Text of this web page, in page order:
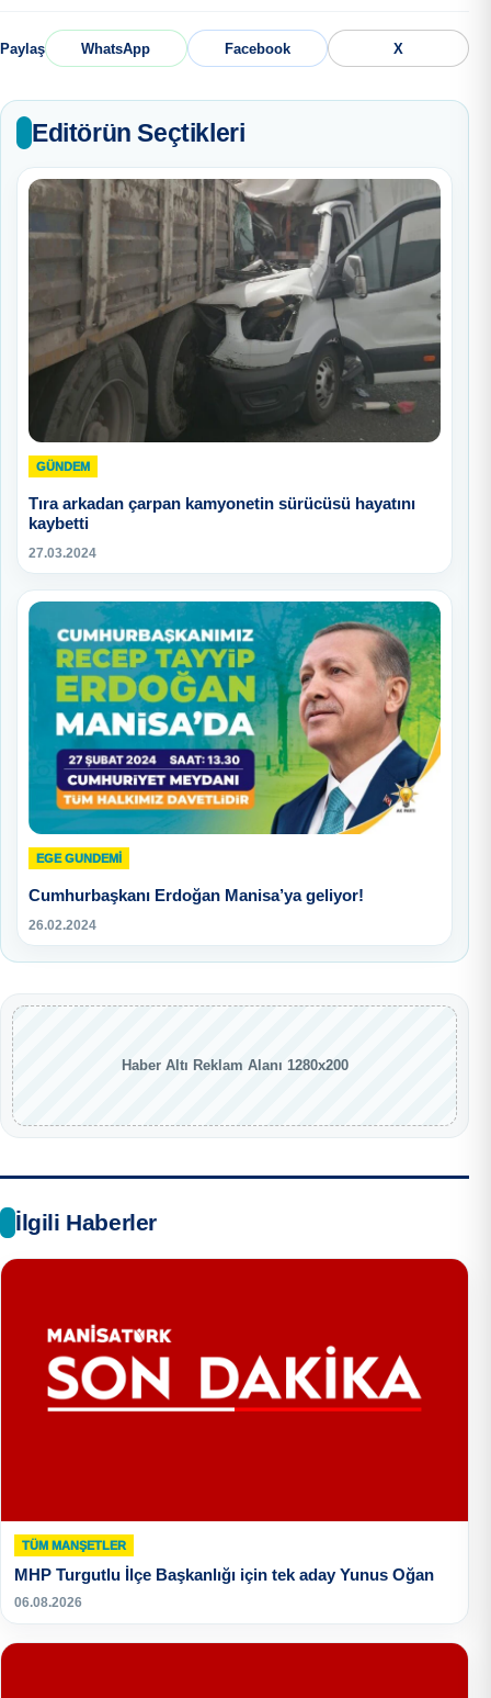
Paylaş WhatsApp Facebook X
Editörün Seçtikleri
GÜNDEM
Tıra arkadan çarpan kamyonetin sürücüsü hayatını
kaybetti
27.03.2024
EGE GUNDEMİ
Cumhurbaşkanı Erdoğan Manisa’ya geliyor!
26.02.2024
Haber Altı Reklam Alanı 1280x200
İlgili Haberler
TÜM MANŞETLER
MHP Turgutlu İlçe Başkanlığı için tek aday Yunus Oğan
06.08.2026